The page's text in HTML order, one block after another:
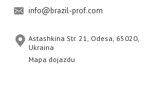
info@brazil-prof.com
Astashkina Str. 21, Odesa, 65020,
Ukraina
Mapa dojazdu